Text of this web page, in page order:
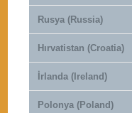
Rusya (Russia)
Hırvatistan (Croatia)
İrlanda (Ireland)
Polonya (Poland)